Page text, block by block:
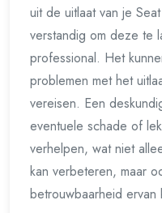
uit de uitlaat van je
verstandig om deze te
professional. Het
problemen met het
vereisen. Een
eventuele schade of
verhelpen, wat niet
kan verbeteren, maar
betrouwbaarheid ervan